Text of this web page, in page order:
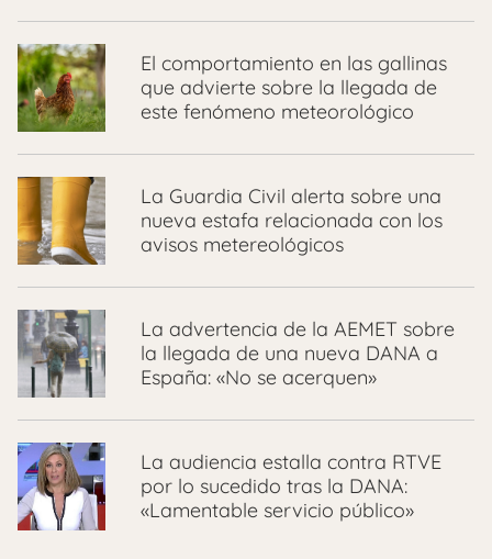
El comportamiento en las gallinas
que advierte sobre la llegada de
este fenómeno meteorológico
La Guardia Civil alerta sobre una
nueva estafa relacionada con los
avisos metereológicos
La advertencia de la AEMET sobre
la llegada de una nueva DANA a
España: «No se acerquen»
La audiencia estalla contra RTVE
por lo sucedido tras la DANA:
«Lamentable servicio público»